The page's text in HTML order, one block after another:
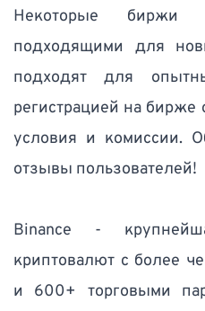
Некоторые биржи
подходящими для
подходят для
регистрацией на бирже
условия и комиссии.
отзывы пользователей!
Binance -
криптовалют с более
и 600+ торговыми